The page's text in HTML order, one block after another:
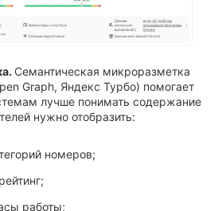
Семантическая микроразметка
Graph, Яндекс Турбо) помогает
лучше понимать содержание
нужно отобразить:
номеров;
работы;